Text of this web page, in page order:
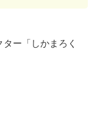
ー「しかまろく